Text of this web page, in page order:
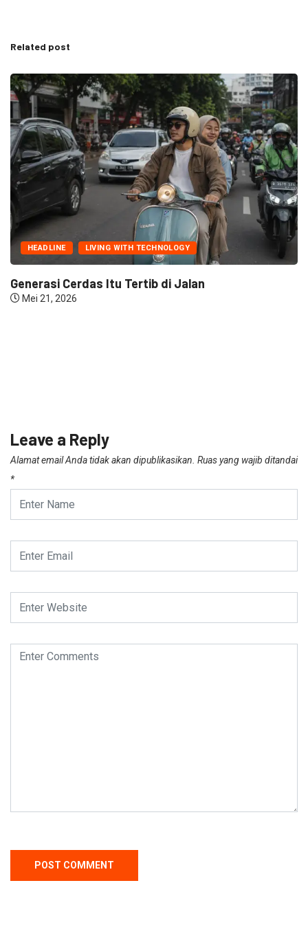
Related post
HEADLINE LIVING WITH TECHNOLOGY
Generasi Cerdas Itu Tertib di Jalan
Mei 21, 2026
Leave a Reply
Alamat email Anda tidak akan dipublikasikan. Ruas yang wajib ditandai
*